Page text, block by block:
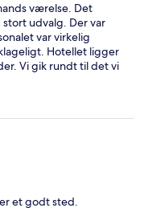
værelse. Det
udvalg. Der var
var virkelig
Hotellet ligger
Vi gik rundt til det vi
et godt sted.